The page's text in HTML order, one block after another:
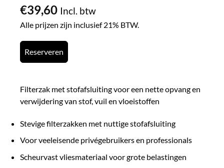
€39,60 Incl. btw
Alle prijzen zijn inclusief 21% BTW.
Reserveren
Filterzak met stofafsluiting voor een nette opvang en
verwijdering van stof, vuil en vloeistoffen
Stevige filterzakken met nuttige stofafsluiting
Voor veeleisende privégebruikers en professionals
Scheurvast vliesmateriaal voor grote belastingen